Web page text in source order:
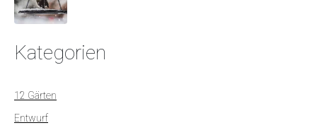
Kategorien
12 Gärten
Entwurf